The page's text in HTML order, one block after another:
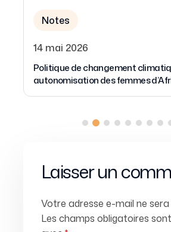
changement climatique et
des femmes d’Afri...
Laisser un
Votre adresse e-mail ne sera
Les champs obligatoires